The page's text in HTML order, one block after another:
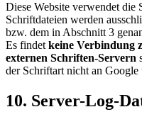
Diese Website verwendet die
Schriftdateien werden
bzw. dem in Abschnitt 3
Es findet keine Verbindung
externen Schriften-Servern
der Schriftart nicht an Google
10. Server-Log-